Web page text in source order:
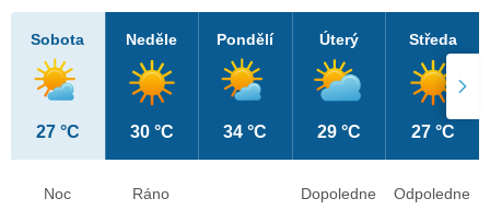
Sobota
27 °C
Neděle
30 °C
Pondělí
34 °C
Úterý
29 °C
Středa
27 °C
Noc
Ráno
Dopoledne
Odpoledne